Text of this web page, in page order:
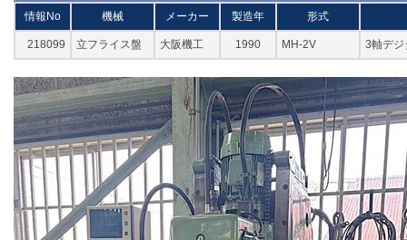
情報No 機械 メーカー 製造年 形式
218099 立フライス盤 大阪機工 1990 MH-2V 3軸デジ